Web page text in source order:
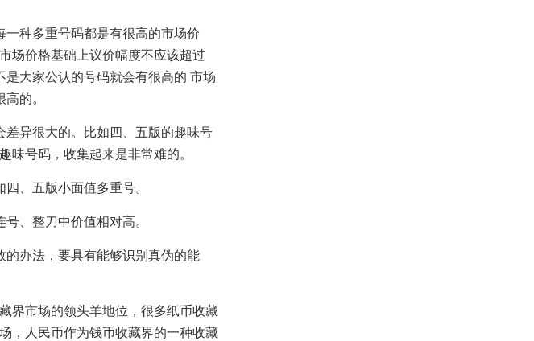
种多重号码都是有很高的市场价
场价格基础上议价幅度不应该超过
大家公认的号码就会有很高的 市场
的。
异很大的。比如四、五版的趣味号
味号码，收集起来是非常难的。
、五版小面值多重号。
、整刀中价值相对高。
办法，要具有能够识别真伪的能
市场的领头羊地位，很多纸币收藏
，人民币作为钱币收藏界的一种收藏